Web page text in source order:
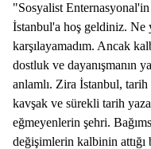
"Sosyalist
İstanbul'a hoş geldiniz. Ne
karşılayamadım. Ancak
dostluk ve dayanışmanın
anlamlı. Zira İstanbul,
kavşak ve sürekli tarih
eğmeyenlerin şehri.
değişimlerin kalbinin